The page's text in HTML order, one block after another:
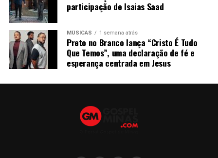
participação de Isaias Saad
MÚSICAS 1 semana atrás
Preto no Branco lança “Cristo É Tudo
Que Temos”, uma declaração de fé e
esperança centrada em Jesus